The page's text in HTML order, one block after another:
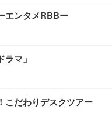
エンタメRBBー
マ」
こだわりデスクツアー